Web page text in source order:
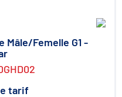
Mâle/Femelle G1 -
tarif